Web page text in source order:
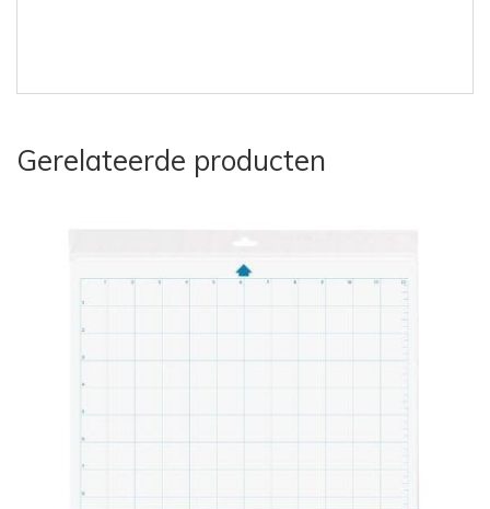
Gerelateerde producten